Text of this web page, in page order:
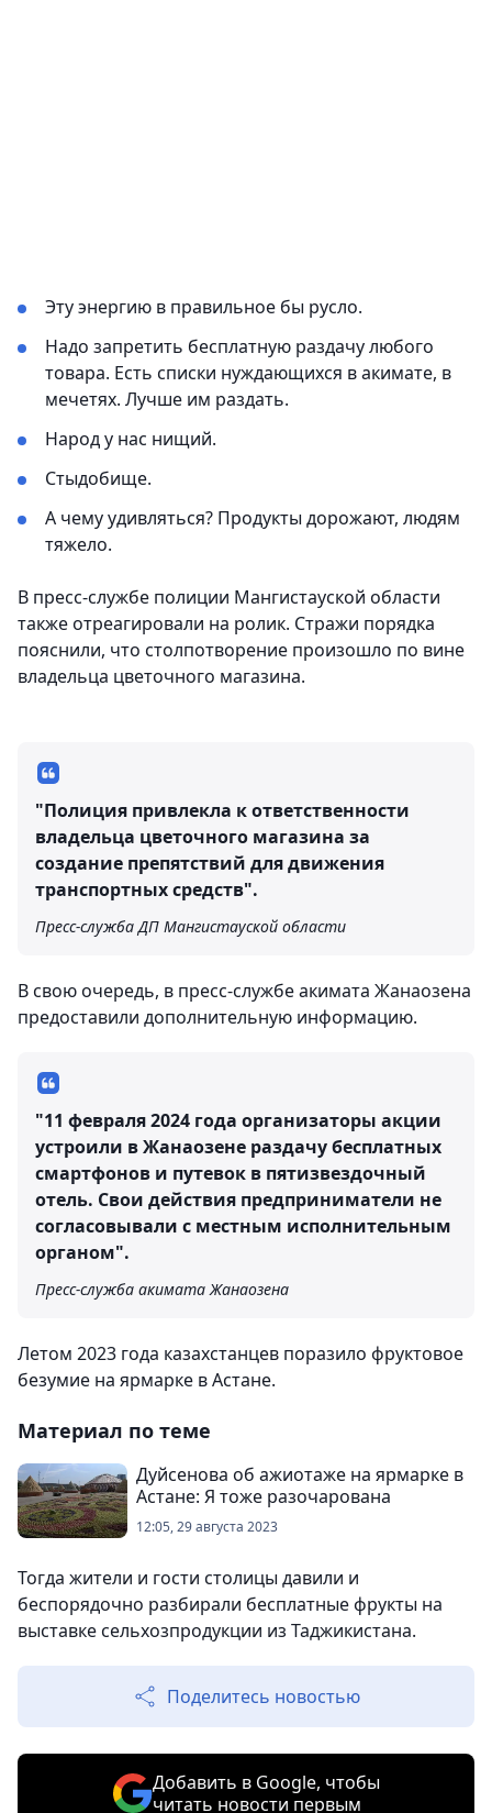
Эту энергию в правильное бы русло.
Надо запретить бесплатную раздачу любого
товара. Есть списки нуждающихся в акимате, в
мечетях. Лучше им раздать.
Народ у нас нищий.
Стыдобище.
А чему удивляться? Продукты дорожают, людям
тяжело.
В пресс-службе полиции Мангистауской области
также отреагировали на ролик. Стражи порядка
пояснили, что столпотворение произошло по вине
владельца цветочного магазина.
"Полиция привлекла к ответственности
владельца цветочного магазина за
создание препятствий для движения
транспортных средств".
Пресс-служба ДП Мангистауской области
В свою очередь, в пресс-службе акимата Жанаозена
предоставили дополнительную информацию.
"11 февраля 2024 года организаторы акции
устроили в Жанаозене раздачу бесплатных
смартфонов и путевок в пятизвездочный
отель. Свои действия предприниматели не
согласовывали с местным исполнительным
органом".
Пресс-служба акимата Жанаозена
Летом 2023 года казахстанцев поразило фруктовое
безумие на ярмарке в Астане.
Материал по теме
Дуйсенова об ажиотаже на ярмарке в
Астане: Я тоже разочарована
12:05, 29 августа 2023
Тогда жители и гости столицы давили и
беспорядочно разбирали бесплатные фрукты на
выставке сельхозпродукции из Таджикистана.
Поделитесь новостью
Добавить в Google, чтобы
читать новости первым